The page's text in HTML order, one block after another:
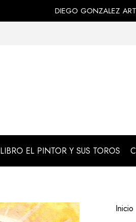
DIEGO GONZALEZ
LIBRO EL PINTOR Y SUS TOROS
Inicio